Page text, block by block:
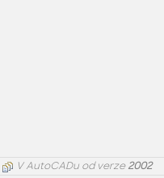
V AutoCADu od verze2002